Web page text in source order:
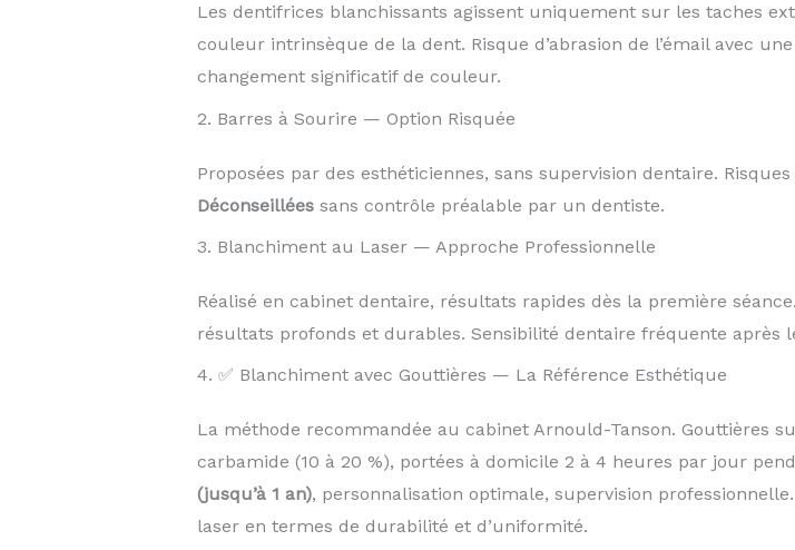
Les dentifrices blanchissants agissent uniquement sur les taches
couleur intrinsèque de la dent. Risque d’abrasion de l’émail avec
changement significatif de couleur.
2. Barres à Sourire — Option Risquée
Proposées par des esthéticiennes, sans supervision dentaire.
Déconseilléessans contrôle préalable par un dentiste.
3. Blanchiment au Laser — Approche Professionnelle
Réalisé en cabinet dentaire, résultats rapides dès la première
résultats profonds et durables. Sensibilité dentaire fréquente après
4. ✅ Blanchiment avec Gouttières — La Référence Esthétique
La méthode recommandée au cabinet Arnould-Tanson. Gouttières
carbamide (10 à 20 %), portées à domicile 2 à 4 heures par jour
(jusqu’à 1 an), personnalisation optimale, supervision
laser en termes de durabilité et d’uniformité.